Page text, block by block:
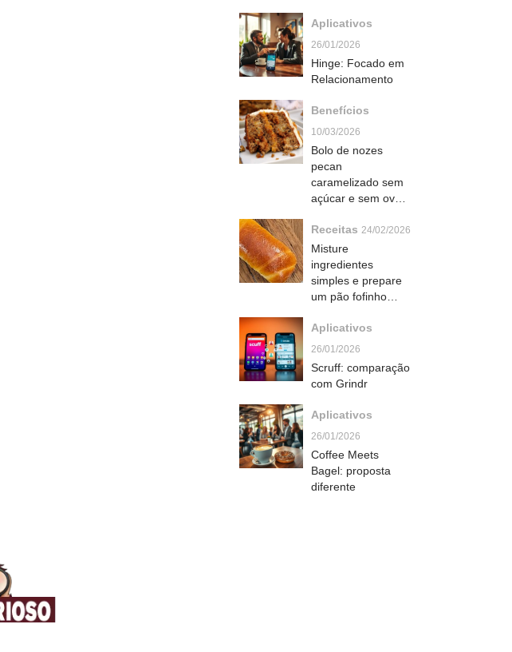
Aplicativos
26/01/2026
Hinge: Focado em
Relacionamento
Benefícios
10/03/2026
Bolo de nozes
pecan
caramelizado sem
açúcar e sem ovo
irresistível
naturalmente doce
Receitas 24/02/2026
Misture
ingredientes
simples e prepare
um pão fofinho
na boca
Aplicativos
26/01/2026
Scruff: comparação
com Grindr
Aplicativos
26/01/2026
Coffee Meets
Bagel: proposta
diferente